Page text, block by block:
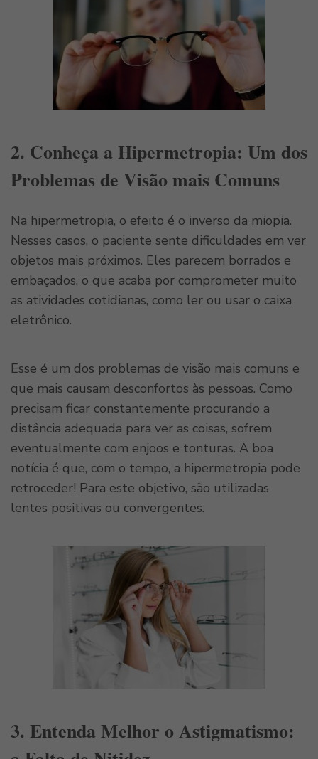
2. Conheça a Hipermetropia: Um dos
Problemas de Visão mais Comuns
Na hipermetropia, o efeito é o inverso da miopia.
Nesses casos, o paciente sente dificuldades em ver
objetos mais próximos. Eles parecem borrados e
embaçados, o que acaba por comprometer muito
as atividades cotidianas, como ler ou usar o caixa
eletrônico.
Esse é um dos problemas de visão mais comuns e
que mais causam desconfortos às pessoas. Como
precisam ficar constantemente procurando a
distância adequada para ver as coisas, sofrem
eventualmente com enjoos e tonturas. A boa
notícia é que, com o tempo, a hipermetropia pode
retroceder! Para este objetivo, são utilizadas
lentes positivas ou convergentes.
3. Entenda Melhor o Astigmatismo: